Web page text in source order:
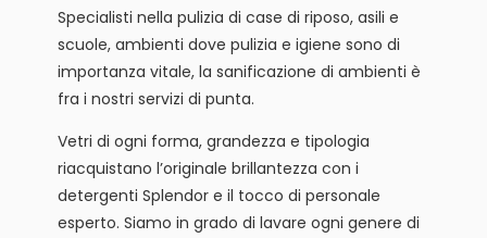
Specialisti nella pulizia di case di riposo, asili e
scuole, ambienti dove pulizia e igiene sono di
importanza vitale, la sanificazione di ambienti è
fra i nostri servizi di punta.
Vetri di ogni forma, grandezza e tipologia
riacquistano l’originale brillantezza con i
detergenti Splendor e il tocco di personale
esperto. Siamo in grado di lavare ogni genere di